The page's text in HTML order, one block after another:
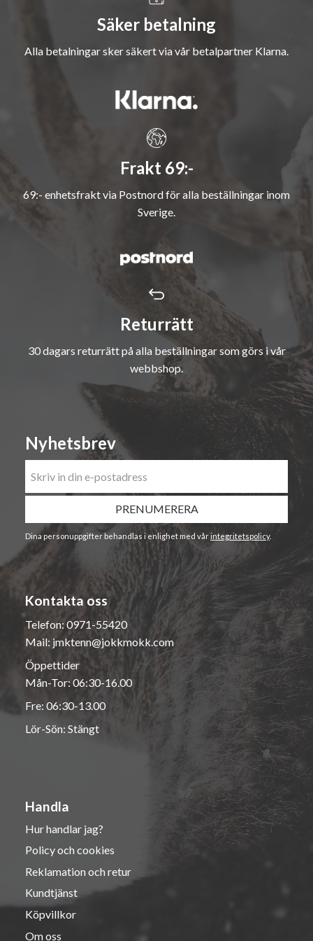
Säker betalning
Alla betalningar sker säkert via vår betalpartner Klarna.
Frakt 69:-
69:- enhetsfrakt via Postnord för alla beställningar inom
Sverige.
Returrätt
30 dagars returrätt på alla beställningar som görs i vår
webbshop.
Nyhetsbrev
PRENUMERERA
Dina personuppgifter behandlas i enlighet med vårintegritetspolicy.
Kontakta oss
Telefon: 0971-55420
Mail: jmktenn@jokkmokk.com
Öppettider
Mån-Tor: 06:30-16.00
Fre: 06:30-13.00
Lör-Sön: Stängt
Handla
Hur handlar jag?
Policy och cookies
Reklamation och retur
Kundtjänst
Köpvillkor
Om oss